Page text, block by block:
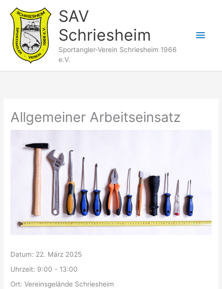
Inhalt
springen
SAV
Schriesheim
Sportangler-Verein Schriesheim 1966
e.V.
Allgemeiner Arbeitseinsatz
Datum: 22. März 2025
Uhrzeit: 9:00 - 13:00
Ort:Vereinsgelände Schriesheim